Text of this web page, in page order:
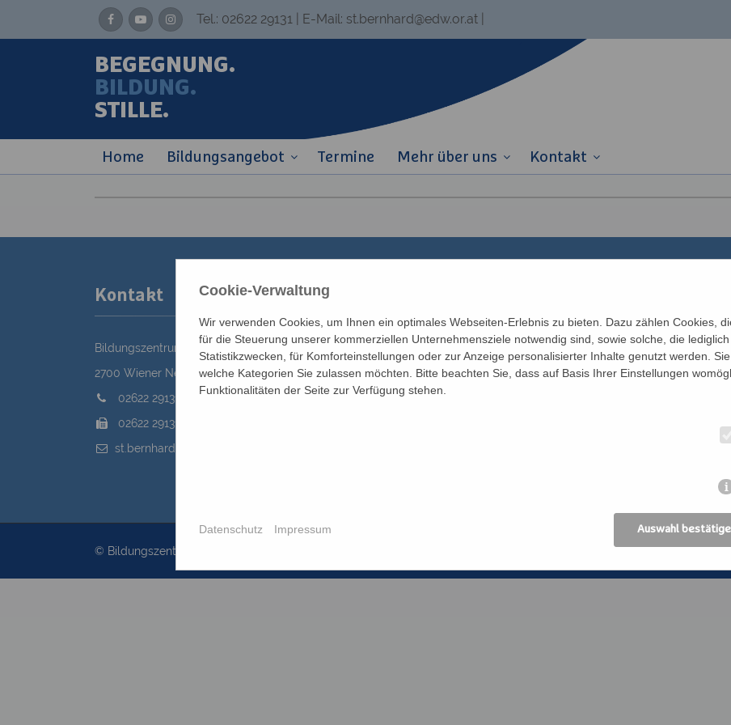
Tel.: 02622 29131 | E-Mail: st.bernhard@edw.or.at
BEGEGNUNG.
BILDUNG.
STILLE.
Home Bildungsangebot Termine Mehr über uns Kontakt
Kontakt
Bildungszentrum St. Bernhard der Erzdiözese Wien
2700 Wiener Neustadt, Domplatz 1
02622 29131
02622 29131-5040
st.bernhard@edw.or.at
Newsletter
Förderverein
Anreise
Katholisches
Bildung Regional
Kirchliches
© Bildungszentrum St.Bernhard 2026
Cookie-Verwaltung
Wir verwenden Cookies, um Ihnen ein optimales Webseiten-Erlebnis zu bieten. Dazu zählen Cookies,
für die Steuerung unserer kommerziellen Unternehmensziele notwendig sind, sowie solche, die
Statistikzwecken, für Komforteinstellungen oder zur Anzeige personalisierter Inhalte genutzt werden.
welche Kategorien Sie zulassen möchten. Bitte beachten Sie, dass auf Basis Ihrer Einstellungen
Funktionalitäten der Seite zur Verfügung stehen.
Auswahl
Datenschutz Impressum